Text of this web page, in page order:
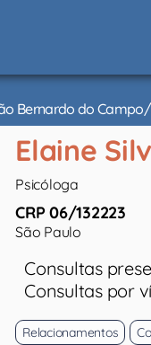
Bernardo do Campo/
Elaine
Psicóloga
CRP 06/132223
São Paulo
Consultas
Consultas por
Relacionamentos